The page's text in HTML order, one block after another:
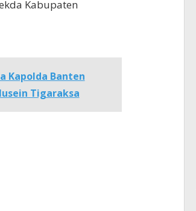
Kabupaten
Kapolda Banten
Tigaraksa